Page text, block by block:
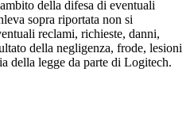
della difesa di eventuali
sopra riportata non si
reclami, richieste, danni,
della negligenza, frode, lesioni
della legge da parte di Logitech.